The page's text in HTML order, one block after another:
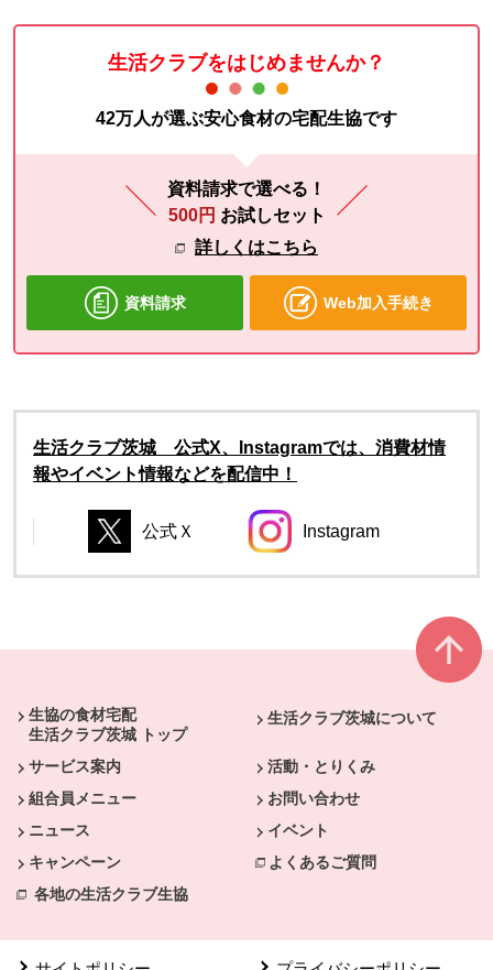
生活クラブをはじめませんか？
42万人が選ぶ安心食材の宅配生協です
資料請求で選べる！
500円 お試しセット
詳しくはこちら
資料請求 Web加入手続き
生活クラブ茨城 公式X、Instagramでは、消費材情
報やイベント情報などを配信中！
別のウィンドウで開きます。
公式Ｘ
別のウィンドウで開きます。
別のウィンドウで開きます。
Instagram
別のウィンドウで開
生協の食材宅配
生活クラブ茨城 トップ
生活クラブ茨城について
サービス案内
活動・とりくみ
組合員メニュー
お問い合わせ
ニュース
イベント
キャンペーン
よくあるご質問
各地の生活クラブ生協